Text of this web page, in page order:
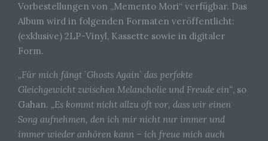
Vorbestellungen von „Memento Mori“ verfügbar. Das
Album wird in folgenden Formaten veröffentlicht:
(exklusive) 2LP-Vinyl, Kassette sowie in digitaler
Form.
„Für mich fängt `Ghosts Again` das perfekte
Gleichgewicht zwischen Melancholie und Freude ein“, so
Gahan. „Es kommt nicht allzu oft vor, dass wir einen
Song aufnehmen, den ich mir nicht nur immer und
immer wieder anhören kann – ich freue mich auch